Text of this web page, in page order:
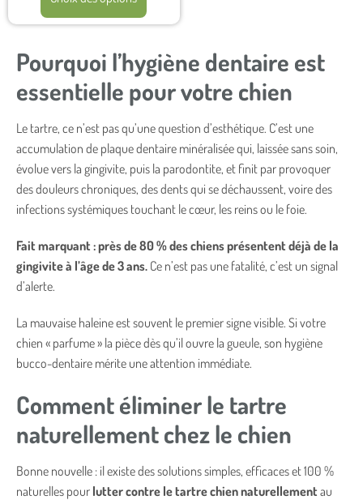
Pourquoi l’hygiène dentaire est
essentielle pour votre chien
Le tartre, ce n’est pas qu’une question d’esthétique. C’est une
accumulation de plaque dentaire minéralisée qui, laissée sans soin,
évolue vers la gingivite, puis la parodontite, et finit par provoquer
des douleurs chroniques, des dents qui se déchaussent, voire des
infections systémiques touchant le cœur, les reins ou le foie.
Fait marquant : près de 80 % des chiens présentent déjà de la
gingivite à l’âge de 3 ans. Ce n’est pas une fatalité, c’est un signal
d’alerte.
La mauvaise haleine est souvent le premier signe visible. Si votre
chien « parfume » la pièce dès qu’il ouvre la gueule, son hygiène
bucco-dentaire mérite une attention immédiate.
Comment éliminer le tartre
naturellement chez le chien
Bonne nouvelle : il existe des solutions simples, efficaces et 100 %
naturelles pour lutter contre le tartre chien naturellement au